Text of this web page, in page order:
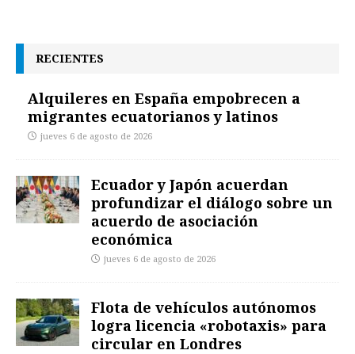
RECIENTES
Alquileres en España empobrecen a
migrantes ecuatorianos y latinos
jueves 6 de agosto de 2026
Ecuador y Japón acuerdan
profundizar el diálogo sobre un
acuerdo de asociación
económica
jueves 6 de agosto de 2026
Flota de vehículos autónomos
logra licencia «robotaxis» para
circular en Londres